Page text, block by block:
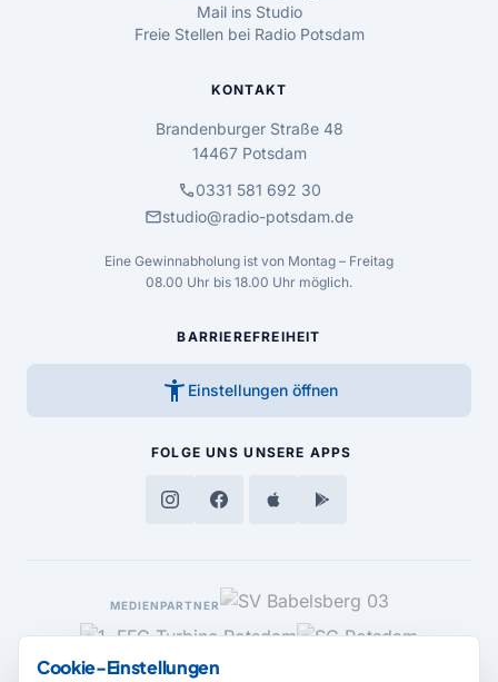
Mail ins Studio
Freie Stellen bei Radio Potsdam
KONTAKT
Brandenburger Straße 48
14467 Potsdam
call0331 581 692 30
mailstudio@radio-potsdam.de
Eine Gewinnabholung ist von Montag – Freitag
08.00 Uhr bis 18.00 Uhr möglich.
BARRIEREFREIHEIT
accessibility_new Einstellungen öffnen
FOLGE UNS UNSERE APPS
MEDIENPARTNER
Cookie-Einstellungen